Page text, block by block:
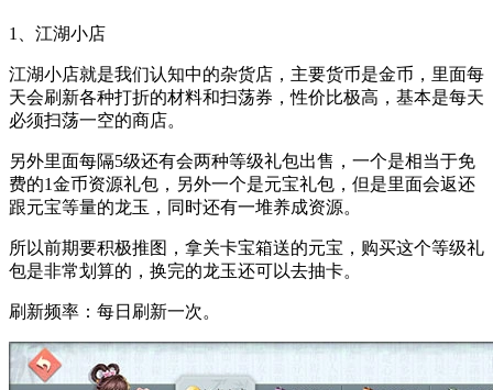
1、江湖小店
江湖小店就是我们认知中的杂货店，主要货币是金币，里面每
天会刷新各种打折的材料和扫荡券，性价比极高，基本是每天
必须扫荡一空的商店。
另外里面每隔5级还有会两种等级礼包出售，一个是相当于免
费的1金币资源礼包，另外一个是元宝礼包，但是里面会返还
跟元宝等量的龙玉，同时还有一堆养成资源。
所以前期要积极推图，拿关卡宝箱送的元宝，购买这个等级礼
包是非常划算的，换完的龙玉还可以去抽卡。
刷新频率：每日刷新一次。